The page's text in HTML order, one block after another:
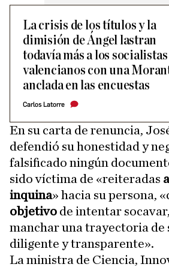
La crisis de los títulos y la
dimisión de Ángel lastran
todavía más a los socialistas
valencianos con una
anclada en las encuestas
Carlos Latorre
En su carta de renuncia,
defendió su honestidad y
falsificado ningún
sido víctima de «reiteradas
inquina» hacia su persona,
objetivo de intentar
manchar una trayectoria de
diligente y transparente».
La ministra de Ciencia,